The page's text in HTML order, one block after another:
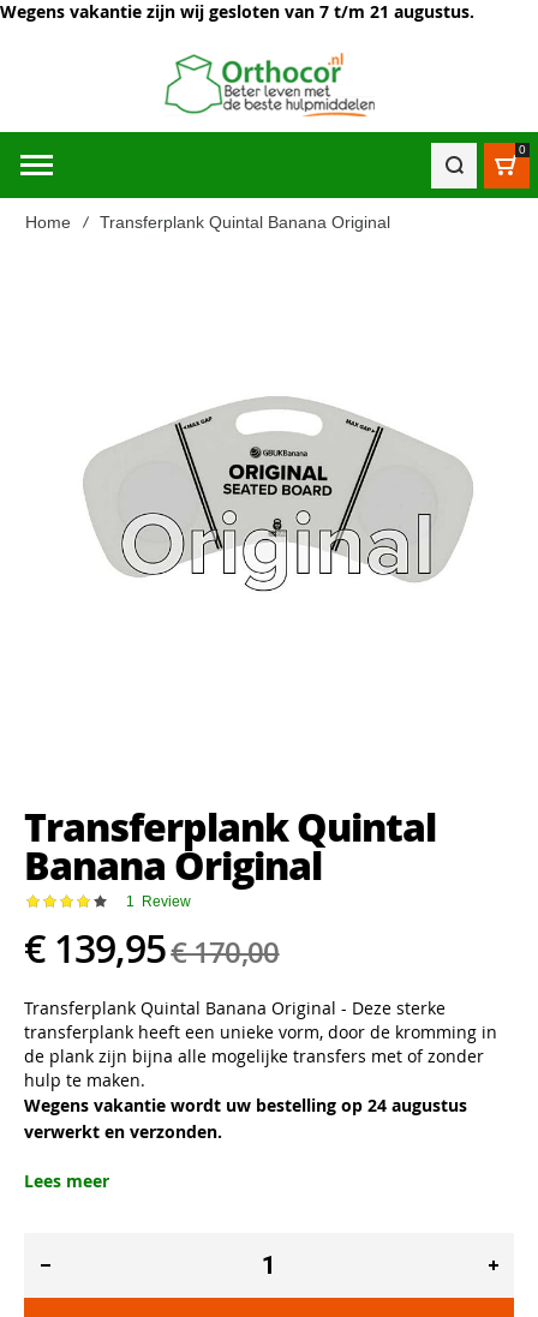
Wegens vakantie zijn wij gesloten van 7 t/m 21 augustus.
0
Home Transferplank Quintal Banana Original
begin
van
de
afbeeldingen-
gallerij
Transferplank Quintal
Banana Original
Waardering: 1 Review
€ 139,95€ 170,00
Transferplank Quintal Banana Original - Deze sterke
transferplank heeft een unieke vorm, door de kromming in
de plank zijn bijna alle mogelijke transfers met of zonder
hulp te maken.
Wegens vakantie wordt uw bestelling op 24 augustus
verwerkt en verzonden.
Lees meer